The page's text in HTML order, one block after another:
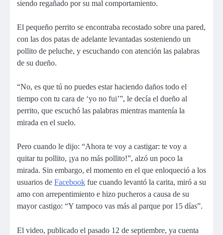
siendo regañado por su mal comportamiento.
El pequeño perrito se encontraba recostado sobre una pared,
con las dos patas de adelante levantadas sosteniendo un
pollito de peluche, y escuchando con atención las palabras
de su dueño.
“No, es que tú no puedes estar haciendo daños todo el
tiempo con tu cara de ‘yo no fui’”, le decía el dueño al
perrito, que escuchó las palabras mientras mantenía la
mirada en el suelo.
Pero cuando le dijo: “Ahora te voy a castigar: te voy a
quitar tu pollito, ¡ya no más pollito!”, alzó un poco la
mirada. Sin embargo, el momento en el que enloqueció a los
usuarios de Facebook fue cuando levantó la carita, miró a su
amo con arrepentimiento e hizo pucheros a causa de su
mayor castigo: “Y tampoco vas más al parque por 15 días”.
El video, publicado el pasado 12 de septiembre, ya cuenta